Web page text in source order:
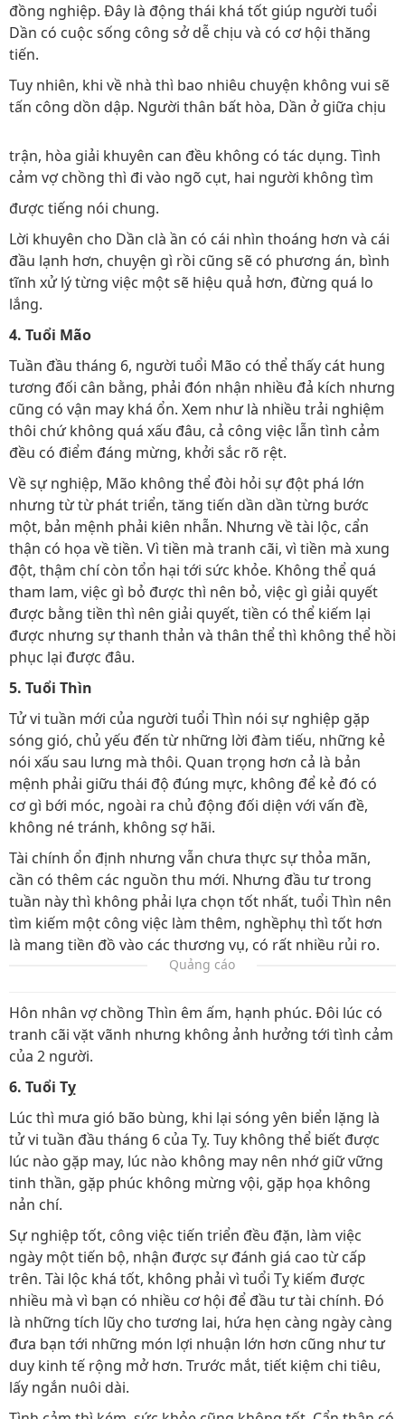
đồng nghiệp. Đây là động thái khá tốt giúp người tuổi
Dần có cuộc sống công sở dễ chịu và có cơ hội thăng
tiến.
Tuy nhiên, khi về nhà thì bao nhiêu chuyện không vui sẽ
tấn công dồn dập. Người thân bất hòa, Dần ở giữa chịu
trận, hòa giải khuyên can đều không có tác dụng. Tình
cảm vợ chồng thì đi vào ngõ cụt, hai người không tìm
được tiếng nói chung.
Lời khuyên cho Dần clà ần có cái nhìn thoáng hơn và cái
đầu lạnh hơn, chuyện gì rồi cũng sẽ có phương án, bình
tĩnh xử lý từng việc một sẽ hiệu quả hơn, đừng quá lo
lắng.
4. Tuổi Mão
Tuần đầu tháng 6, người tuổi Mão có thể thấy cát hung
tương đối cân bằng, phải đón nhận nhiều đả kích nhưng
cũng có vận may khá ổn. Xem như là nhiều trải nghiệm
thôi chứ không quá xấu đâu, cả công việc lẫn tình cảm
đều có điểm đáng mừng, khởi sắc rõ rệt.
Về sự nghiệp, Mão không thể đòi hỏi sự đột phá lớn
nhưng từ từ phát triển, tăng tiến dần dần từng bước
một, bản mệnh phải kiên nhẫn. Nhưng về tài lộc, cẩn
thận có họa về tiền. Vì tiền mà tranh cãi, vì tiền mà xung
đột, thậm chí còn tổn hại tới sức khỏe. Không thể quá
tham lam, việc gì bỏ được thì nên bỏ, việc gì giải quyết
được bằng tiền thì nên giải quyết, tiền có thể kiếm lại
được nhưng sự thanh thản và thân thể thì không thể hồi
phục lại được đâu.
5. Tuổi Thìn
Tử vi tuần mới của người tuổi Thìn nói sự nghiệp gặp
sóng gió, chủ yếu đến từ những lời đàm tiếu, những kẻ
nói xấu sau lưng mà thôi. Quan trọng hơn cả là bản
mệnh phải giữu thái độ đúng mực, không để kẻ đó có
cơ gì bới móc, ngoài ra chủ động đối diện với vấn đề,
không né tránh, không sợ hãi.
Tài chính ổn định nhưng vẫn chưa thực sự thỏa mãn,
cần có thêm các nguồn thu mới. Nhưng đầu tư trong
tuần này thì không phải lựa chọn tốt nhất, tuổi Thìn nên
tìm kiếm một công việc làm thêm, nghềphụ thì tốt hơn
là mang tiền đồ vào các thương vụ, có rất nhiều rủi ro.
Quảng cáo
Hôn nhân vợ chồng Thìn êm ấm, hạnh phúc. Đôi lúc có
tranh cãi vặt vãnh nhưng không ảnh hưởng tới tình cảm
của 2 người.
6. Tuổi Tỵ
Lúc thì mưa gió bão bùng, khi lại sóng yên biển lặng là
tử vi tuần đầu tháng 6 của Tỵ. Tuy không thể biết được
lúc nào gặp may, lúc nào không may nên nhớ giữ vững
tinh thần, gặp phúc không mừng vội, gặp họa không
nản chí.
Sự nghiệp tốt, công việc tiến triển đều đặn, làm việc
ngày một tiến bộ, nhận được sự đánh giá cao từ cấp
trên. Tài lộc khá tốt, không phải vì tuổi Tỵ kiếm được
nhiều mà vì bạn có nhiều cơ hội để đầu tư tài chính. Đó
là những tích lũy cho tương lai, hứa hẹn càng ngày càng
đưa bạn tới những món lợi nhuận lớn hơn cũng như tư
duy kinh tế rộng mở hơn. Trước mắt, tiết kiệm chi tiêu,
lấy ngắn nuôi dài.